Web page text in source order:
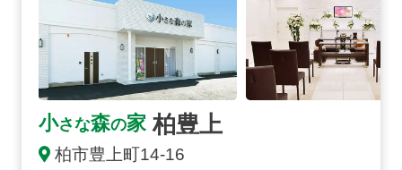
小さな森の家 柏豊上
柏市豊上町14-16